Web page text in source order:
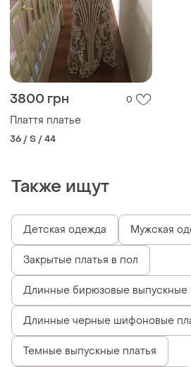
3800 грн 0
Плаття платье
36 / S / 44
Также ищут
Детская одежда Мужская
Закрытые платья в пол
Длинные бирюзовые выпускные
Длинные черные шифоновые
Темные выпускные платья